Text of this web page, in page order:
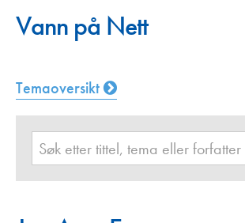
Vann på Nett
Temaoversikt